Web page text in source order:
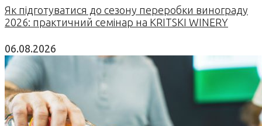
Як підготуватися до сезону переробки винограду
2026: практичний семінар на KRITSKI WINERY
06.08.2026